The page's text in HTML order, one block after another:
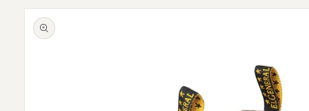
directamente
información